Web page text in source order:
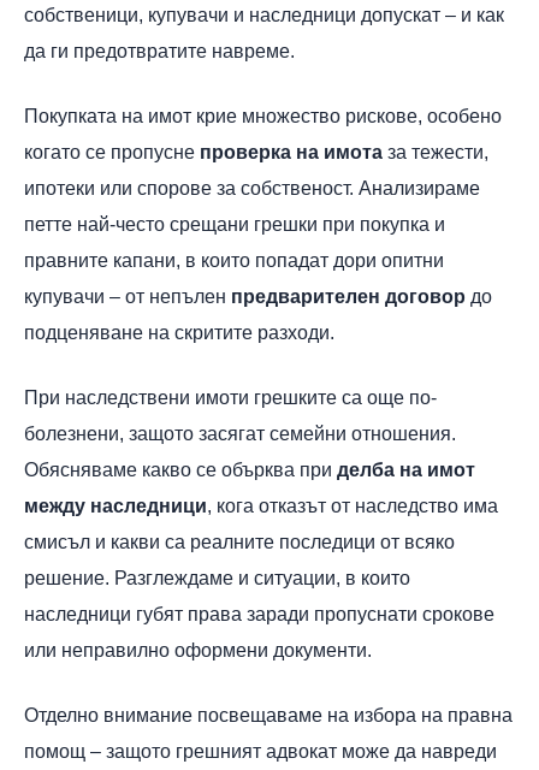
собственици, купувачи и наследници допускат – и как
да ги предотвратите навреме.
Покупката на имот крие множество рискове, особено
когато се пропусне проверка на имота за тежести,
ипотеки или спорове за собственост. Анализираме
петте най-често срещани грешки при покупка и
правните капани, в които попадат дори опитни
купувачи – от непълен предварителен договор до
подценяване на скритите разходи.
При наследствени имоти грешките са още по-
болезнени, защото засягат семейни отношения.
Обясняваме какво се обърква при делба на имот
между наследници, кога отказът от наследство има
смисъл и какви са реалните последици от всяко
решение. Разглеждаме и ситуации, в които
наследници губят права заради пропуснати срокове
или неправилно оформени документи.
Отделно внимание посвещаваме на избора на правна
помощ – защото грешният адвокат може да навреди